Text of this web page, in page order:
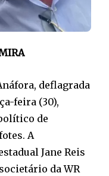
deflagrada
feira (30),
de
A
Jane Reis
da WR